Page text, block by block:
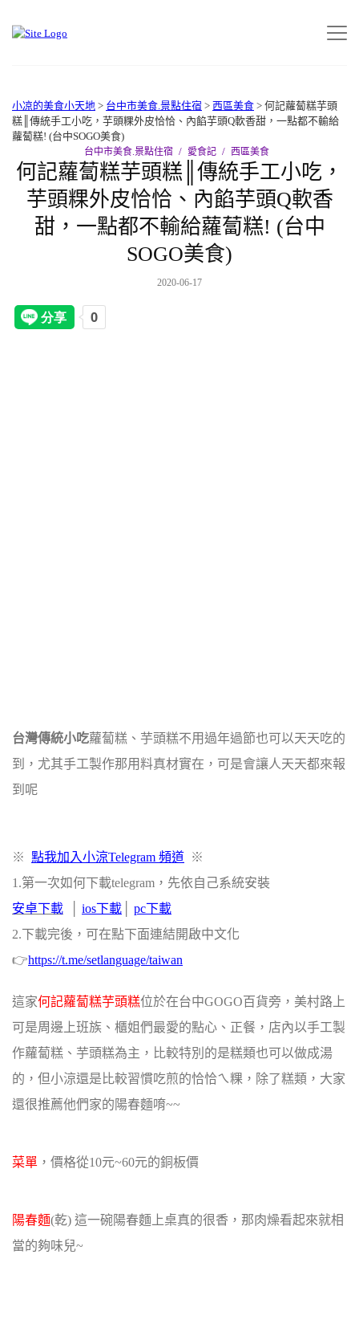
小凉的美食小天地 > 台中市美食.景點住宿 > 西區美食 > 何記蘿蔔糕芋頭
糕║傳統手工小吃，芋頭粿外皮恰恰、內餡芋頭Q軟香甜，一點都不輸給
蘿蔔糕! (台中SOGO美食)
台中市美食.景點住宿 愛食記 西區美食
何記蘿蔔糕芋頭糕║傳統手工小吃，
芋頭粿外皮恰恰、內餡芋頭Q軟香
甜，一點都不輸給蘿蔔糕! (台中
SOGO美食)
2020-06-17
台灣傳統小吃蘿蔔糕、芋頭糕不用過年過節也可以天天吃的
到，尤其手工製作那用料真材實在，可是會讓人天天都來報
到呢
※ 點我加入小涼Telegram 頻道 ※
1.第一次如何下載telegram，先依自己系統安裝
安卓下載
ios下載
pc下載
2.下載完後，可在點下面連結開啟中文化
👉https://t.me/setlanguage/taiwan‬
這家何記蘿蔔糕芋頭糕位於在台中GOGO百貨旁，美村路上
可是周邊上班族、櫃姐們最愛的點心、正餐，店內以手工製
作蘿蔔糕、芋頭糕為主，比較特別的是糕類也可以做成湯
的，但小涼還是比較習慣吃煎的恰恰ㄟ粿，除了糕類，大家
還很推薦他們家的陽春麵唷~~
菜單 ，價格從10元~60元的銅板價
陽春麵(乾) 這一碗陽春麵上桌真的很香，那肉燥看起來就相
當的夠味兒~